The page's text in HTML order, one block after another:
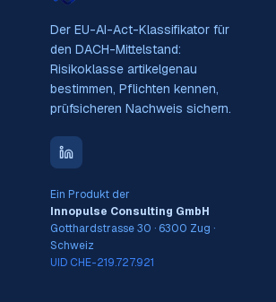
Der EU-AI-Act-Klassifikator für
den DACH-Mittelstand:
Risikoklasse artikelgenau
bestimmen, Pflichten kennen,
prüfsicheren Nachweis sichern.
Ein Produkt der
Innopulse Consulting GmbH
Gotthardstrasse 30 · 6300 Zug ·
Schweiz
UID CHE-219.727.921